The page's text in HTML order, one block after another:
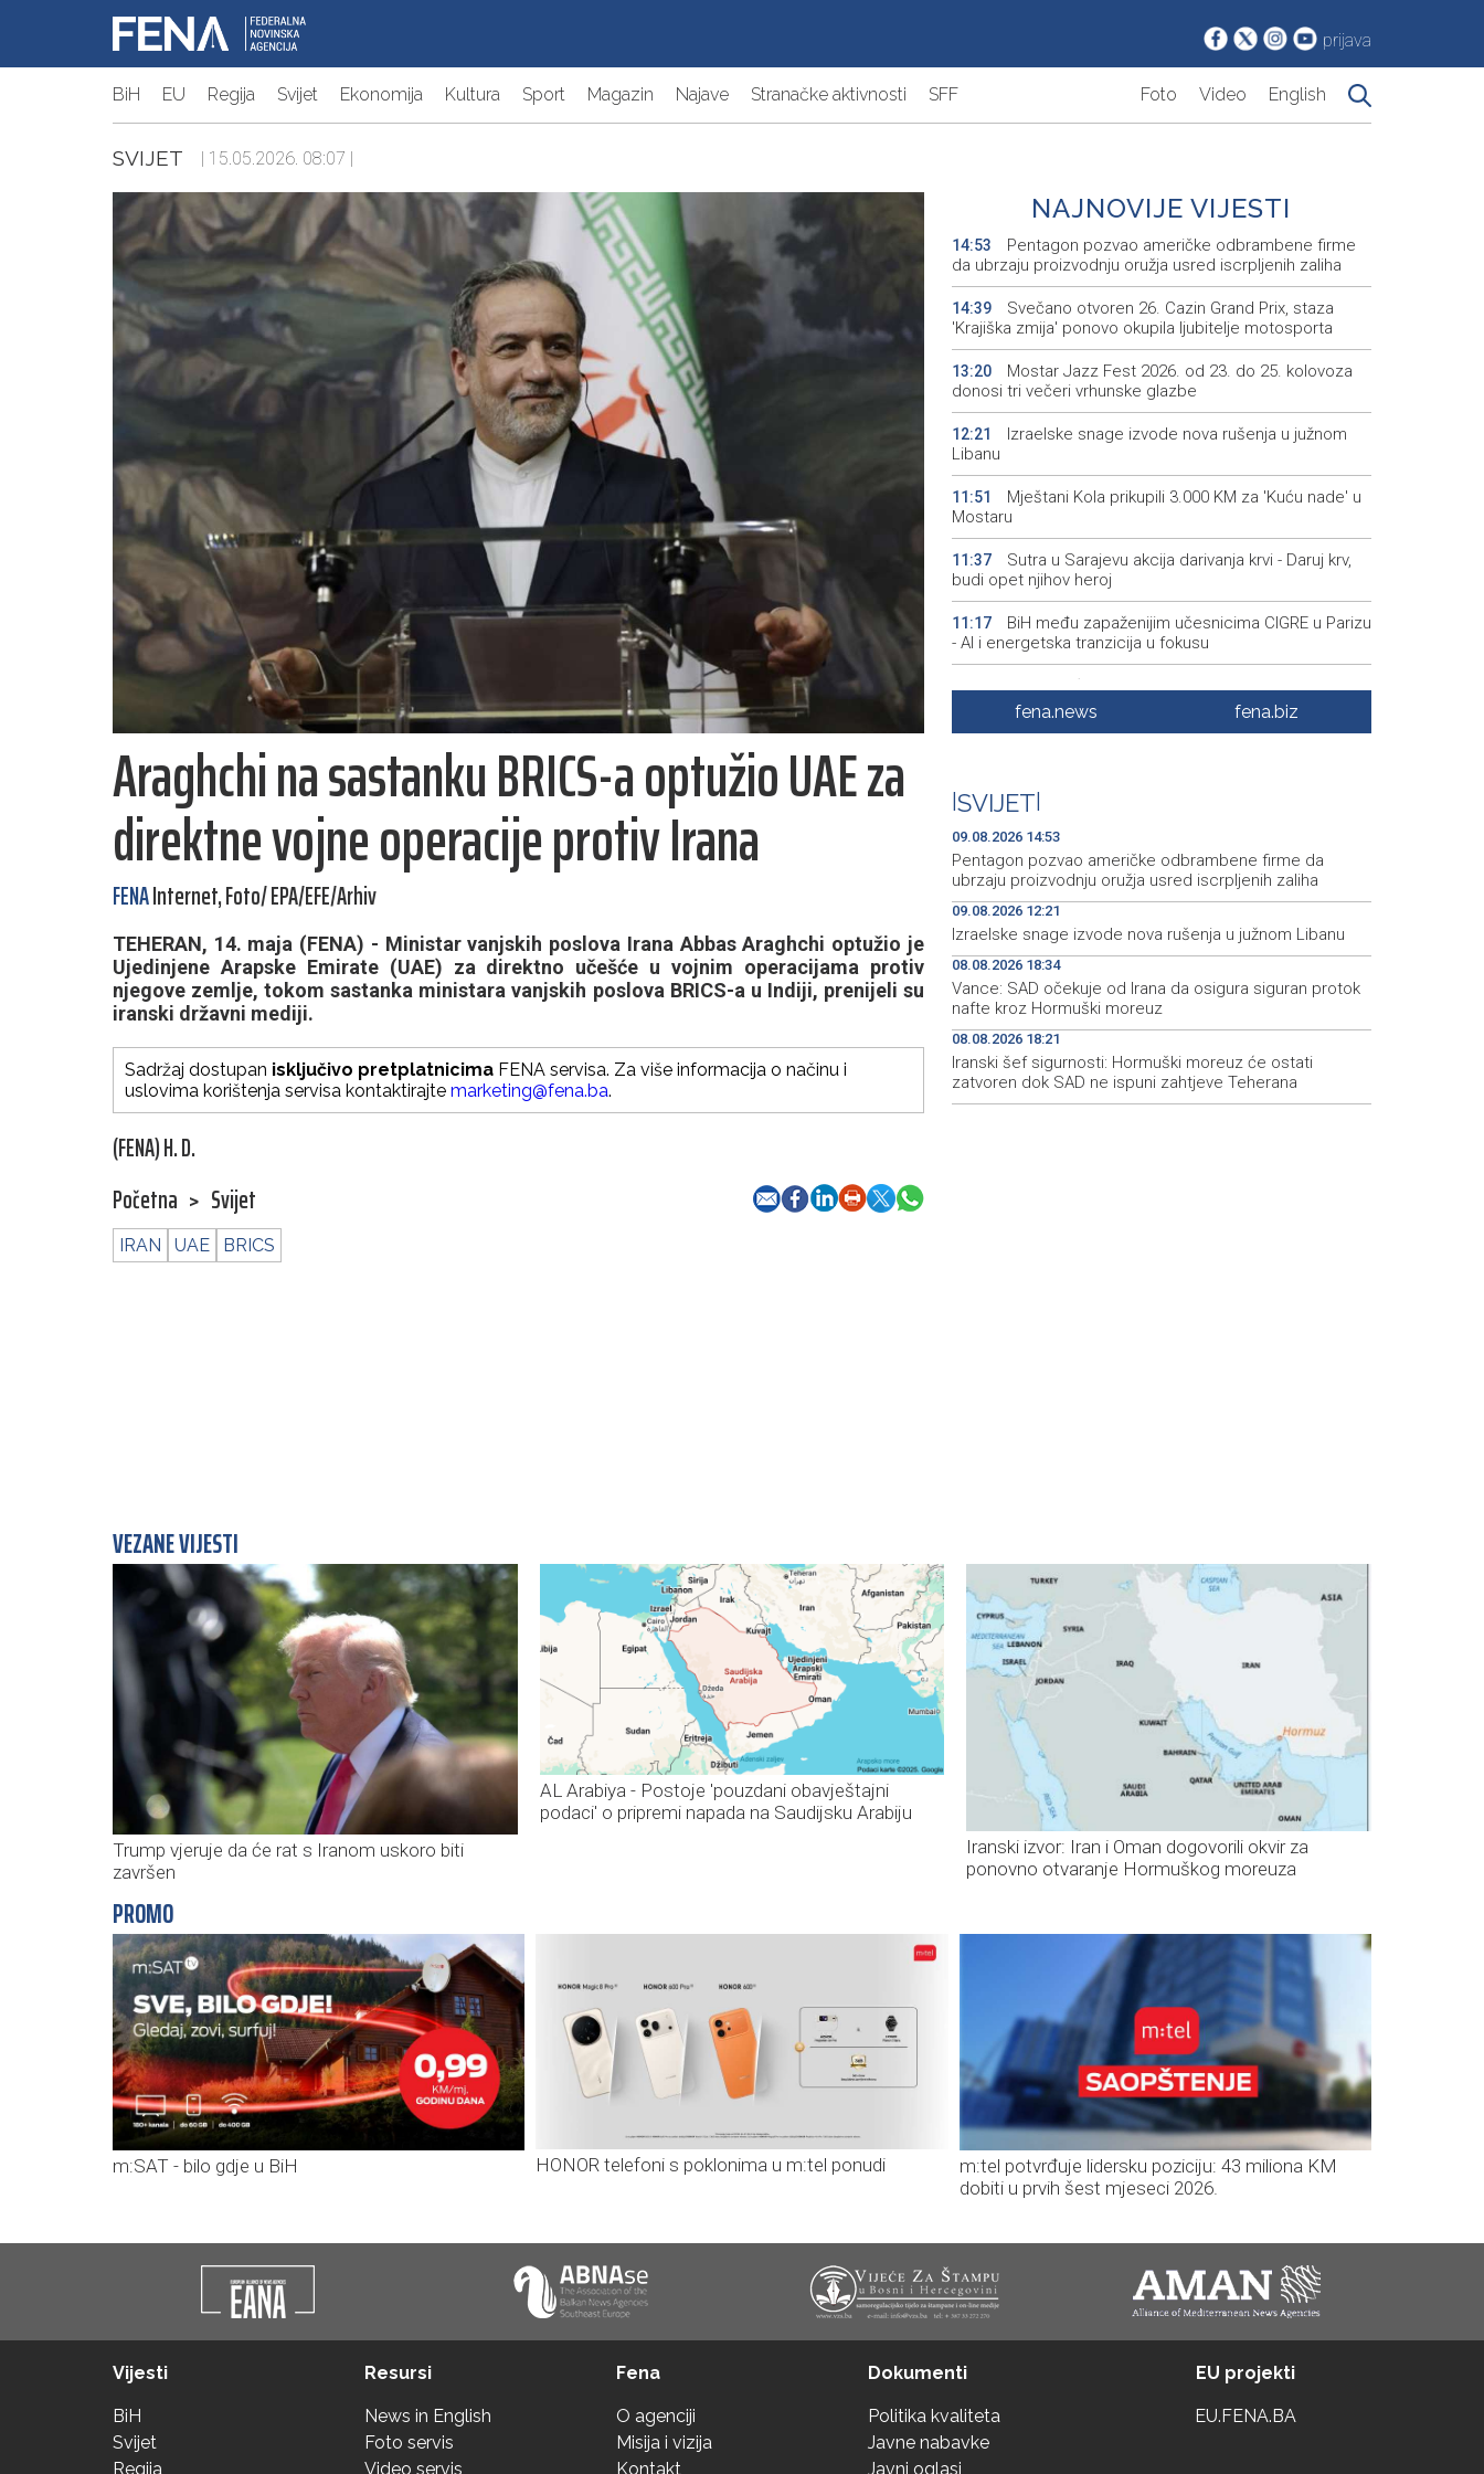
prijava
BiH EU Regija Svijet Ekonomija Kultura Sport Magazin Najave Stranačke aktivnosti SFF Foto Video English
SVIJET | 15.05.2026. 08:07 |
Araghchi na sastanku BRICS-a optužio UAE za
direktne vojne operacije protiv Irana
FENAInternet, Foto/ EPA/EFE/Arhiv
TEHERAN, 14. maja (FENA) - Ministar vanjskih poslova Irana Abbas Araghchi optužio je
Ujedinjene Arapske Emirate (UAE) za direktno učešće u vojnim operacijama protiv
njegove zemlje, tokom sastanka ministara vanjskih poslova BRICS-a u Indiji, prenijeli su
iranski državni mediji.
Sadržaj dostupan isključivo pretplatnicima FENA servisa. Za više informacija o načinu i
uslovima korištenja servisa kontaktirajte marketing@fena.ba.
(FENA) H. D.
Početna > Svijet
IRAN UAE BRICS
NAJNOVIJE VIJESTI
14:53
Pentagon pozvao američke odbrambene firme
da ubrzaju proizvodnju oružja usred iscrpljenih zaliha
14:39
Svečano otvoren 26. Cazin Grand Prix, staza
'Krajiška zmija' ponovo okupila ljubitelje motosporta
13:20
Mostar Jazz Fest 2026. od 23. do 25. kolovoza
donosi tri večeri vrhunske glazbe
12:21
Izraelske snage izvode nova rušenja u južnom
Libanu
11:51
Mještani Kola prikupili 3.000 KM za 'Kuću nade' u
Mostaru
11:37
Sutra u Sarajevu akcija darivanja krvi - Daruj krv,
budi opet njihov heroj
11:17
BiH među zapaženijim učesnicima CIGRE u Parizu
- AI i energetska tranzicija u fokusu
Pezer već sutra nastupa u kvalifikacijama, vjeruje
da će i navečer biti u finalu EP-a u Birminghamu
10:09
FBiH nema objedinjene podatke o povučenom i
uništenom mesu, prekršaji utvrđeni u 40 kontrola
fena.news fena.biz
SVIJET
09.08.2026 14:53
Pentagon pozvao američke odbrambene firme da
ubrzaju proizvodnju oružja usred iscrpljenih zaliha
09.08.2026 12:21
Izraelske snage izvode nova rušenja u južnom Libanu
08.08.2026 18:34
Vance: SAD očekuje od Irana da osigura siguran protok
nafte kroz Hormuški moreuz
08.08.2026 18:21
Iranski šef sigurnosti: Hormuški moreuz će ostati
zatvoren dok SAD ne ispuni zahtjeve Teherana
VEZANE VIJESTI
Trump vjeruje da će rat s Iranom uskoro biti
završen
AL Arabiya - Postoje 'pouzdani obavještajni
podaci' o pripremi napada na Saudijsku Arabiju
Iranski izvor: Iran i Oman dogovorili okvir za
ponovno otvaranje Hormuškog moreuza
PROMO
m:SAT - bilo gdje u BiH HONOR telefoni s poklonima u m:tel ponudi
m:tel potvrđuje lidersku poziciju: 43 miliona KM
dobiti u prvih šest mjeseci 2026.
Vijesti
BiH
Svijet
Regija
Resursi
News in English
Foto servis
Video servis
Fena
O agenciji
Misija i vizija
Kontakt
Dokumenti
Politika kvaliteta
Javne nabavke
Javni oglasi
EU projekti
EU.FENA.BA